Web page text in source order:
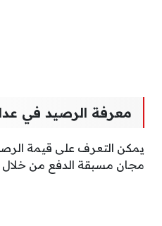
معرفة الرصيد في
يمكن التعرف على قيمة
مجان مسبقة الدفع من خلال